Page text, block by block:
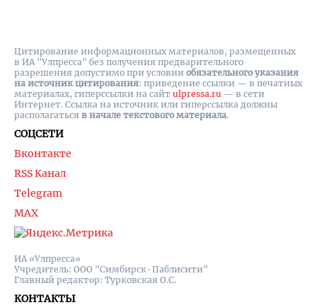
ИА «Улпресса»
Учредитель: ООО "Симбирск-Паблисити"
Главный редактор: Турковская О.С.
КОНТАКТЫ
СОЦСЕТИ
Вконтакте
RSS Канал
Telegram
MAX
Цитирование информационных материалов, размещенных
в ИА "Улпресса" без получения предварительного
разрешения допустимо при условии обязательного указания
на источник цитирования: приведение ссылки — в печатных
материалах, гиперссылки на cайт ulpressa.ru — в сети
Интернет. Ссылка на источник или гиперссылка должны
располагаться в начале текстового материала.